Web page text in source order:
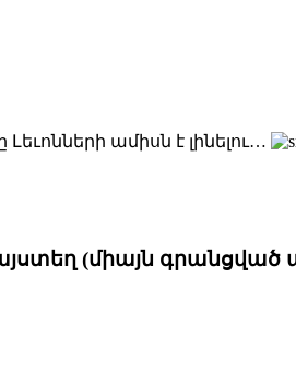
ամիսն է լինելու…
(միայն